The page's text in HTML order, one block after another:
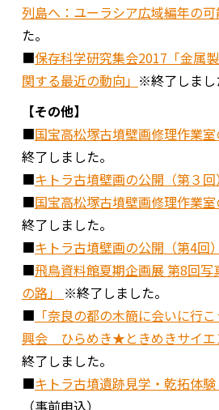
列島へ：ユーラシア広域編年の可
た。
■保存科学研究集会2017「金属
関する最近の動向」 ※終了しまし
【その他】
■国宝高松塚古墳壁画修理作業室
終了しました。
■キトラ古墳壁画の公開（第３回
■国宝高松塚古墳壁画修理作業室
終了しました。
■キトラ古墳壁画の公開（第4回）
■飛鳥資料館夏期企画展 第8回
の路」 ※終了しました。
■ 「奈良の都の木簡に会いに行
興会 ひらめき★ときめきサイエ
終了しました。
■キトラ古墳遺跡見学・乾拓体験
（事前申込）